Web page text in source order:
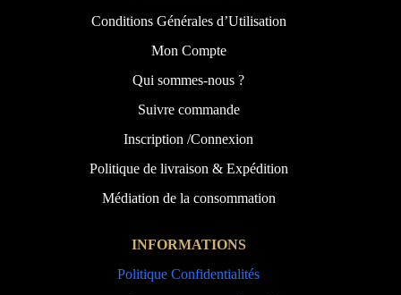
Conditions Générales d’Utilisation
Mon Compte
Qui sommes-nous ?
Suivre commande
Inscription /Connexion
Politique de livraison & Expédition
Médiation de la consommation
INFORMATIONS
Politique Confidentialités